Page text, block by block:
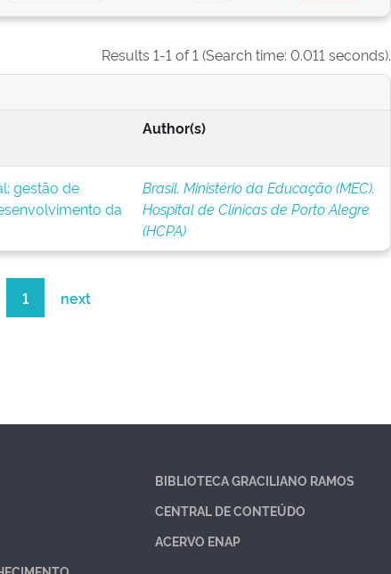
Results 1-1 of 1 (Search time: 0.011 seconds).
Author(s)
gestão de
da
Brasil. Ministério da Educação (MEC).
Hospital de Clínicas de Porto Alegre
(HCPA)
1 next
BIBLIOTECA GRACILIANO RAMOS
CENTRAL DE CONTEÚDO
ACERVO ENAP